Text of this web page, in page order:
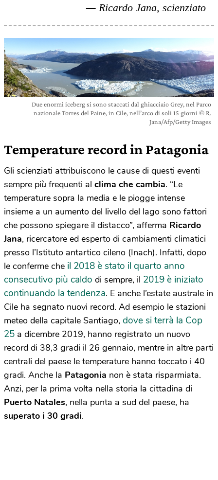
Ricardo Jana, scienziato
Due enormi iceberg si sono staccati dal ghiacciaio Grey, nel Parco
nazionale Torres del Paine, in Cile, nell’arco di soli 15 giorni © R.
Jana/Afp/Getty Images
Temperature record in Patagonia
Gli scienziati attribuiscono le cause di questi eventi
sempre più frequenti al clima che cambia. “Le
temperature sopra la media e le piogge intense
insieme a un aumento del livello del lago sono fattori
che possono spiegare il distacco”, afferma Ricardo
Jana, ricercatore ed esperto di cambiamenti climatici
presso l’Istituto antartico cileno (Inach). Infatti, dopo
le conferme che il 2018 è stato il quarto anno
consecutivo più caldo di sempre, il 2019 è iniziato
continuando la tendenza. E anche l’estate australe in
Cile ha segnato nuovi record. Ad esempio le stazioni
meteo della capitale Santiago, dove si terrà la Cop
25 a dicembre 2019, hanno registrato un nuovo
record di 38,3 gradi il 26 gennaio, mentre in altre parti
centrali del paese le temperature hanno toccato i 40
gradi. Anche la Patagonia non è stata risparmiata.
Anzi, per la prima volta nella storia la cittadina di
Puerto Natales, nella punta a sud del paese, ha
superato i 30 gradi.